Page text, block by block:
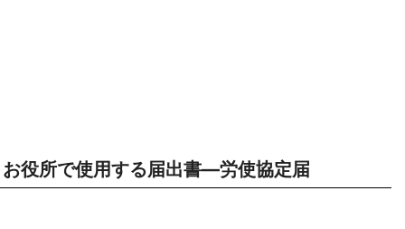
お役所で使用する届出書―労使協定届